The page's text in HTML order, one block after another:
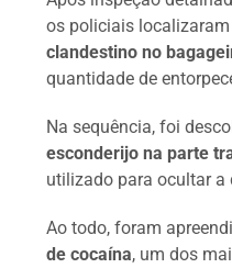
os policiais
clandestino no
quantidade de
Na sequência, foi
esconderijo na parte
utilizado para ocultar a
Ao todo, foram
de cocaína, um dos